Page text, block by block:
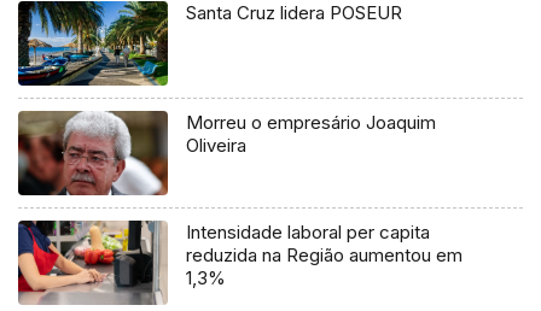
Santa Cruz lidera POSEUR
Morreu o empresário Joaquim
Oliveira
Intensidade laboral per capita
reduzida na Região aumentou em
1,3%